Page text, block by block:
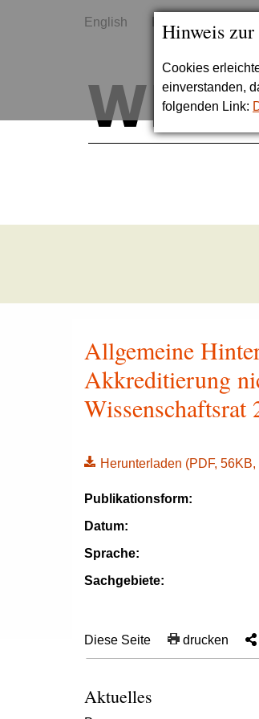
Hinweis
Cookies
einverstanden,
folgenden Link:
English
Allgemeine
Akkreditierung
Herunterladen (PDF,
Publikationsform:
Datum:
Sprache:
Sachgebiete:
Diese Seite drucken
Aktuelles